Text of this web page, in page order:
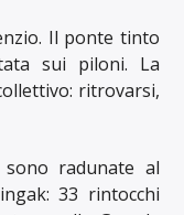
Il ponte tinto
sui piloni. La
ritrovarsi,
radunate al
33 rintocchi